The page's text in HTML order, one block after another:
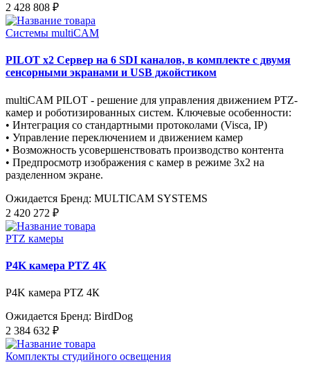
2 428 808 ₽
Системы multiCAM
PILOT x2 Сервер на 6 SDI каналов, в комплекте с двумя
сенсорными экранами и USB джойстиком
multiCAM PILOT - решение для управления движением PTZ-
камер и роботизированных систем. Ключевые особенности:
• Интеграция со стандартными протоколами (Visca, IP)
• Управление переключением и движением камер
• Возможность усовершенствовать производство контента
• Предпросмотр изображения c камер в режиме 3х2 на
разделенном экране.
Ожидается Бренд: MULTICAM SYSTEMS
2 420 272 ₽
PTZ камеры
P4K камера PTZ 4К
P4K камера PTZ 4К
Ожидается Бренд: BirdDog
2 384 632 ₽
Комплекты студийного освещения